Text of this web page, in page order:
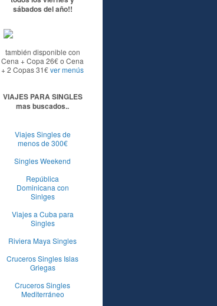
sábados del año!!
también disponible con
Cena + Copa 26€ o Cena
+ 2 Copas 31€ver menús
VIAJES PARA SINGLES
mas buscados..
Viajes Singles de
menos de 300€
Singles Weekend
República
Dominicana con
Sinlges
Viajes a Cuba para
Singles
Riviera Maya Singles
Cruceros Singles Islas
Griegas
Cruceros Singles
Mediterráneo